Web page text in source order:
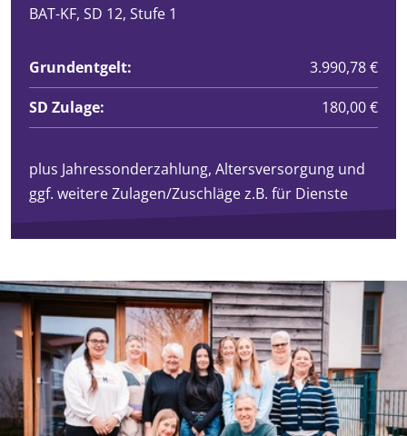
BAT-KF, SD 12, Stufe 1
Grundentgelt:
3.990,78 €
SD Zulage:
180,00 €
plus Jahressonderzahlung, Altersversorgung und
ggf. weitere Zulagen/Zuschläge z.B. für Dienste